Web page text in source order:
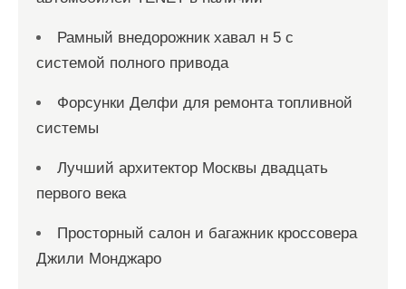
Рамный внедорожник хавал н 5 с
системой полного привода
Форсунки Делфи для ремонта топливной
системы
Лучший архитектор Москвы двадцать
первого века
Просторный салон и багажник кроссовера
Джили Монджаро